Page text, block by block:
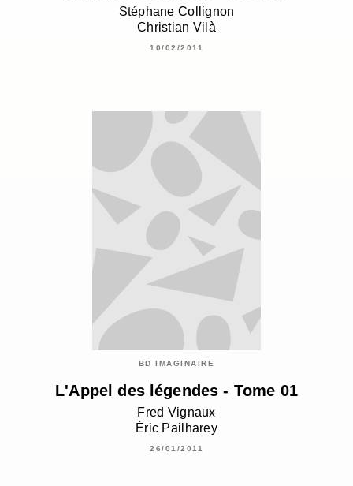
Stéphane Collignon
Christian Vilà
10/02/2011
BD IMAGINAIRE
L'Appel des légendes - Tome 01
Fred Vignaux
Éric Pailharey
26/01/2011